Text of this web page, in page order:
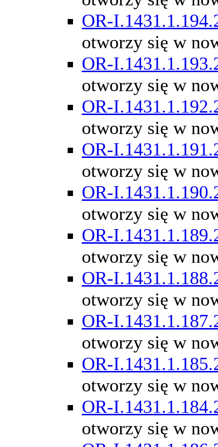
OR-
otworzy się w
OR-
otworzy się w
OR-
otworzy się w
OR-
otworzy się w
OR-
otworzy się w
OR-
otworzy się w
OR-
otworzy się w
OR-
otworzy się w
OR-
otworzy się w
OR-
otworzy się w